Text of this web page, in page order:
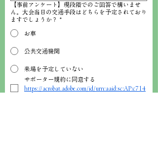
【事前アンケート】現段階でのご回答で構いませ
ん。大会当日の交通手段はどちらを予定されており
ますでしょうか？
*
お車
公共交通機関
来場を予定していない
サポーター規約に同意する
https://acrobat.adobe.com/id/urn:aaid:sc:AP:c714